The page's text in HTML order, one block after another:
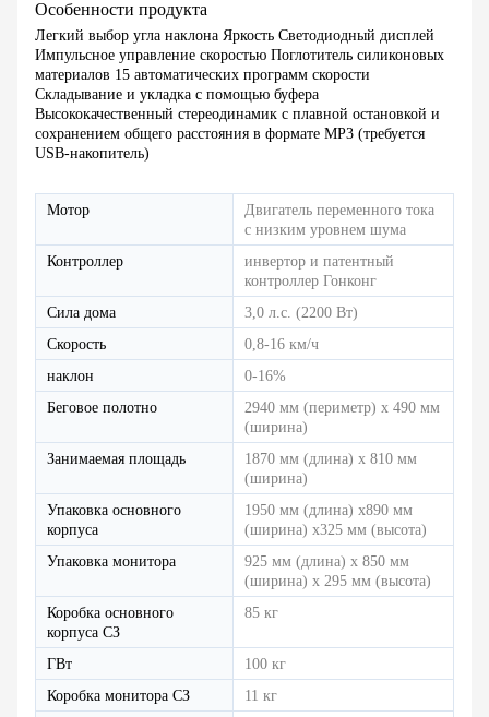
Особенности продукта
Легкий выбор угла наклона Яркость Светодиодный дисплей
Импульсное управление скоростью Поглотитель силиконовых
материалов 15 автоматических программ скорости
Складывание и укладка с помощью буфера
Высококачественный стереодинамик с плавной остановкой и
сохранением общего расстояния в формате MP3 (требуется
USB-накопитель)
Мотор
Двигатель переменного тока
с низким уровнем шума
Контроллер
инвертор и патентный
контроллер Гонконг
Сила дома
3,0 л.с. (2200 Вт)
Скорость
0,8-16 км/ч
наклон
0-16%
Беговое полотно
2940 мм (периметр) x 490 мм
(ширина)
Занимаемая площадь
1870 мм (длина) x 810 мм
(ширина)
Упаковка основного
корпуса
1950 мм (длина) x890 мм
(ширина) x325 мм (высота)
Упаковка монитора
925 мм (длина) х 850 мм
(ширина) х 295 мм (высота)
Коробка основного
корпуса СЗ
85 кг
ГВт
100 кг
Коробка монитора СЗ
11 кг